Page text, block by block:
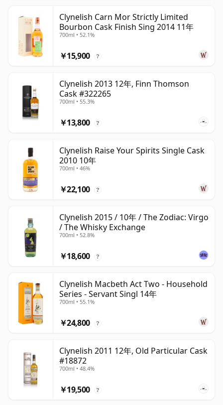
Clynelish Carn Mor Strictly Limited
Bourbon Cask Finish Sing 2014 11年
700ml • 52.1%
￥15,900 ?
Clynelish 2013 12年, Finn Thomson
Cask #322265
700ml • 55.3%
￥13,800 ?
Clynelish Raise Your Spirits Single Cask
2010 10年
700ml • 46%
￥22,100 ?
Clynelish 2015 / 10年 / The Zodiac: Virgo
/ The Whisky Exchange
700ml • 52.8%
￥18,600 ?
Clynelish Macbeth Act Two - Household
Series - Servant Singl 14年
700ml • 55.1%
￥24,800 ?
Clynelish 2011 12年, Old Particular Cask
#18872
700ml • 48.4%
￥19,500 ?